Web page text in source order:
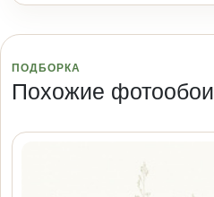
ПОДБОРКА
Похожие фотообои